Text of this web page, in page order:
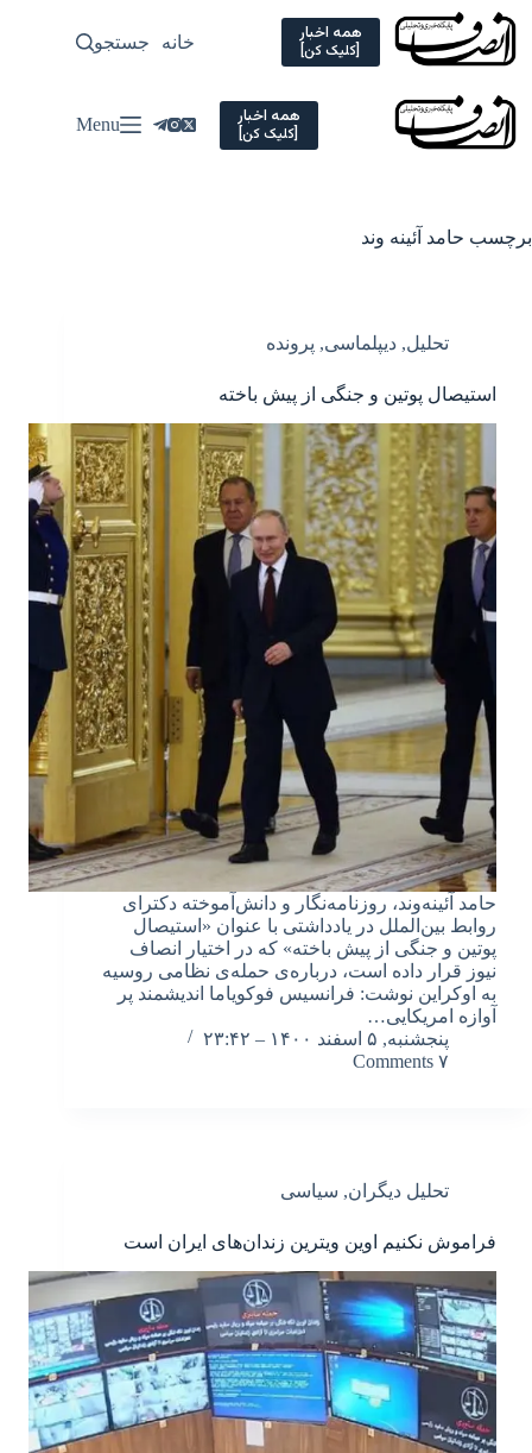
Skip
content
همه اخبار
[کلیک کن] خانه سیاسی
جستجو
همه اخبار
[کلیک کن] Menu
برچسب حامد آئینه وند
تحلیل, دیپلماسی, پرونده
استیصال پوتین و جنگی از پیش باخته
حامد آئینه‌وند، روزنامه‌نگار و دانش‌آموخته دکترای
روابط بین‌الملل در یادداشتی با عنوان «استیصال
پوتین و جنگی از پیش باخته» که در اختیار انصاف
نیوز قرار داده است، درباره‌ی حمله‌ی نظامی روسیه
به اوکراین نوشت: فرانسیس فوکویاما اندیشمند پر
آوازه امریکایی…
پنجشنبه, ۵ اسفند ۱۴۰۰ – ۲۳:۴۲
۷ Comments
تحلیل دیگران, سیاسی
فراموش نکنیم اوین ویترین زندان‌های ایران است